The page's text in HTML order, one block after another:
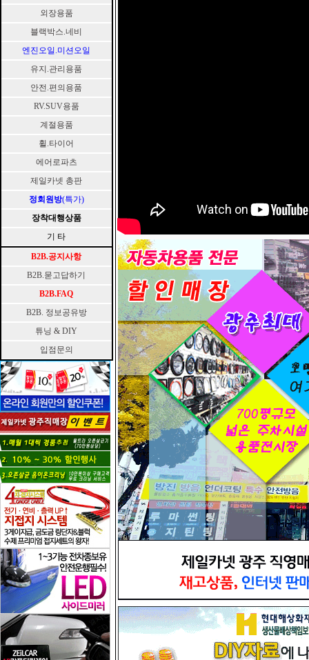
외장용품
블랙박스.네비
엔진오일.미션오일
유지.관리용품
안전.편의용품
RV.SUV용품
계절용품
휠.타이어
에어로파츠
제일카넷 총판
정회원방(특가)
장착대행상품
기 타
B2B.공지사항
B2B.묻고답하기
B2B.FAQ
B2B. 정보공유방
튜닝 & DIY
입점문의